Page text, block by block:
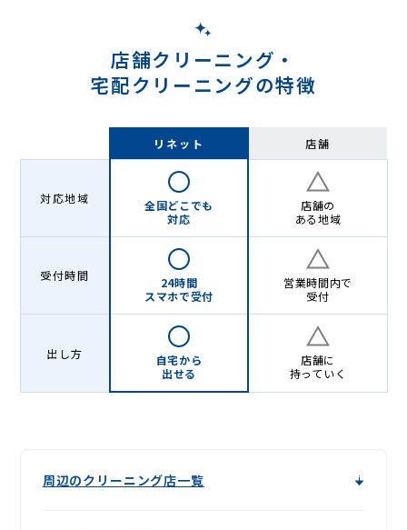
店舗クリーニング・
宅配クリーニングの特徴
リネット 店舗
対応地域
全国どこでも
対応
店舗の
ある地域
受付時間
24時間
スマホで受付
営業時間内で
受付
出し方
自宅から
出せる
店舗に
持っていく
周辺のクリーニング店一覧